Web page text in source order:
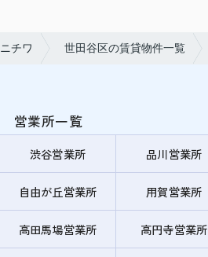
チワ 世田谷区の賃貸物件一覧
営業所一覧
渋谷営業所 品川営業所
自由が丘営業所 用賀営業所
高田馬場営業所 高円寺営業所